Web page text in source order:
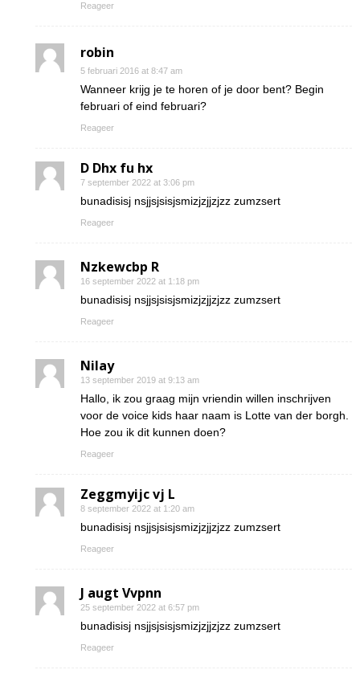
Reageer
robin
5 februari 2016 at 8:47 am
Wanneer krijg je te horen of je door bent? Begin
februari of eind februari?
Reageer
D Dhx fu hx
7 september 2022 at 3:06 pm
bunadisisj nsjjsjsisjsmizjzjjzjzz zumzsert
Reageer
Nzkewcbp R
16 september 2022 at 1:18 pm
bunadisisj nsjjsjsisjsmizjzjjzjzz zumzsert
Reageer
Nilay
13 september 2019 at 9:13 am
Hallo, ik zou graag mijn vriendin willen inschrijven
voor de voice kids haar naam is Lotte van der borgh.
Hoe zou ik dit kunnen doen?
Reageer
Zeggmyijc vj L
8 september 2022 at 1:20 am
bunadisisj nsjjsjsisjsmizjzjjzjzz zumzsert
Reageer
J augt Vvpnn
25 september 2022 at 6:57 pm
bunadisisj nsjjsjsisjsmizjzjjzjzz zumzsert
Reageer